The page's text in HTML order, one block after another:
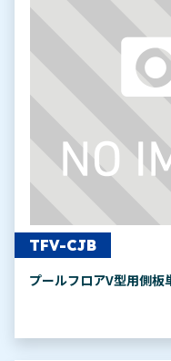
TFV-CJB
プールフロアV型用側板